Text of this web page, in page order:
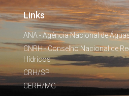
Links
ANA - Agência Nacional de
CNRH - Conselho Nacional de
Hídricos
CRH/SP
CERH/MG